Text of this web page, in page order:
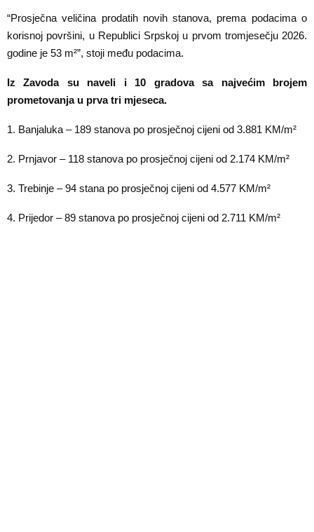
“Prosječna veličina prodatih novih stanova, prema podacima o
korisnoj površini, u Republici Srpskoj u prvom tromjesečju 2026.
godine je 53 m²”, stoji među podacima.
Iz Zavoda su naveli i 10 gradova sa najvećim brojem
prometovanja u prva tri mjeseca.
1. Banjaluka – 189 stanova po prosječnoj cijeni od 3.881 KM/m²
2. Prnjavor – 118 stanova po prosječnoj cijeni od 2.174 KM/m²
3. Trebinje – 94 stana po prosječnoj cijeni od 4.577 KM/m²
4. Prijedor – 89 stanova po prosječnoj cijeni od 2.711 KM/m²